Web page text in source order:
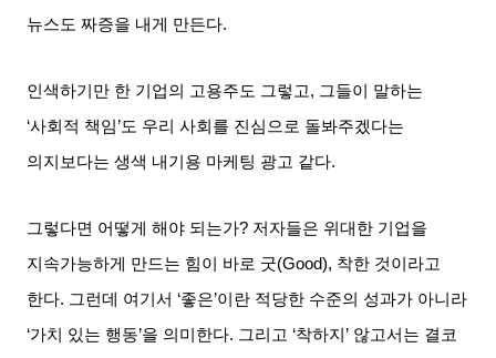
뉴스도 짜증을 내게 만든다.
인색하기만 한 기업의 고용주도 그렇고, 그들이 말하는
‘사회적 책임’도 우리 사회를 진심으로 돌봐주겠다는
의지보다는 생색 내기용 마케팅 광고 같다.
그렇다면 어떻게 해야 되는가? 저자들은 위대한 기업을
지속가능하게 만드는 힘이 바로 굿(Good), 착한 것이라고
한다. 그런데 여기서 ‘좋은’이란 적당한 수준의 성과가 아니라
‘가치 있는 행동’을 의미한다. 그리고 ‘착하지 ’ 않고서는 결코